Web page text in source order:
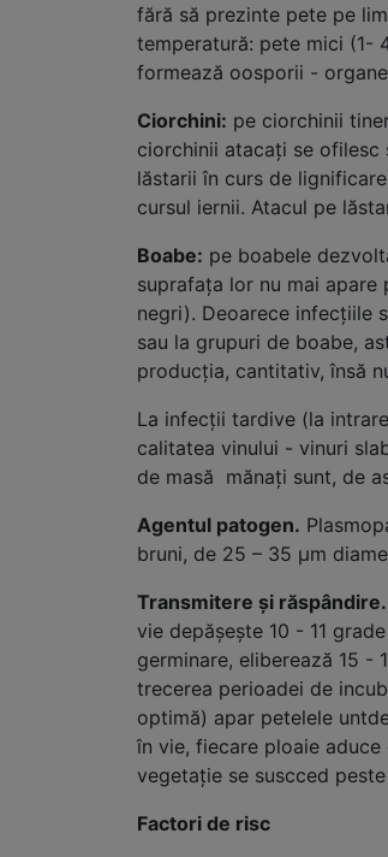
fără să prezinte pete pe
temperatură: pete mici (1-
formează oosporii -
Ciorchini: pe ciorchinii
ciorchinii atacaţi se
lăstarii în curs de
cursul iernii. Atacul pe
Boabe: pe boabele
suprafaţa lor nu mai apare
negri). Deoarece infecţiile
sau la grupuri de boabe,
producţia, cantitativ, însă
La infecţii tardive (la
calitatea vinului - vinuri
de masă
Agentul patogen.
bruni, de 25 – 35 µm
Transmitere şi răspândire.
vie depăşeşte 10 - 11
germinare, eliberează 15 -
trecerea perioadei de
optimă) apar petelele
în vie, fiecare ploaie
vegetaţie se suscced
Factori de risc